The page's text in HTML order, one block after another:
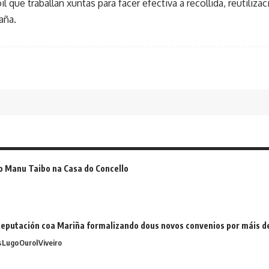
que traballan xuntas para facer efectiva a recollida,
Taibo na Casa do Concello
coa Mariña formalizando dous novos convenios por máis
LugoOurolViveiro